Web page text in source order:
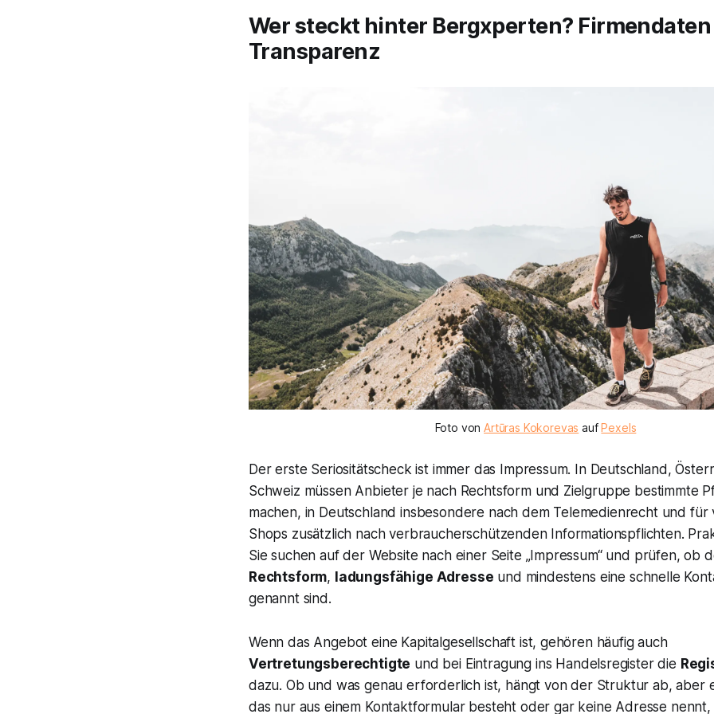
Wer steckt hinter Bergxperten?
Transparenz
Foto vonArtūras Kokorevas aufPexels
Der erste Seriositätscheck ist immer das Impressum. In Deutschland,
Schweiz müssen Anbieter je nach Rechtsform und Zielgruppe bestimmte
machen, in Deutschland insbesondere nach dem Telemedienrecht und für
Shops zusätzlich nach verbraucherschützenden Informationspflichten.
Sie suchen auf der Website nach einer Seite „Impressum“ und prüfen, ob
Rechtsform, ladungsfähige Adresse und mindestens eine schnelle
genannt sind.
Wenn das Angebot eine Kapitalgesellschaft ist, gehören häufig auch
Vertretungsberechtigte und bei Eintragung ins Handelsregister die
dazu. Ob und was genau erforderlich ist, hängt von der Struktur ab, aber
das nur aus einem Kontaktformular besteht oder gar keine Adresse